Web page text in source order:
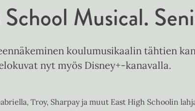
Musical.
koulumusikaalin tähtien
nyt myös Disney+-kanavalla.
Troy, Sharpay ja muut East High Schoolin